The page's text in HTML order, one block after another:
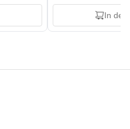
In den